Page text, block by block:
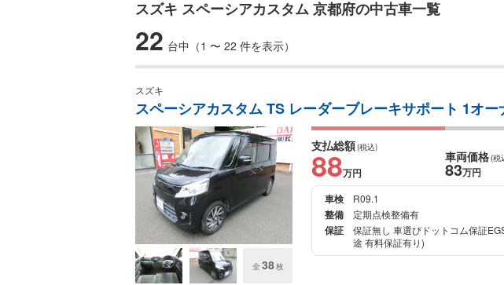
スズキ スペーシアカスタム 京都府の中古車一覧
22 台中（1 〜 22 件を表示）
スズキ
スペーシアカスタム TS レーダーブレーキサポート 1オ
全 38枚
支払総額(税込)
88万円
車両価格(税
83万円
車検
R09.1
整備 定期点検整備有
保証
保証無し 車選びドットコム保証
途 有料保証有り)